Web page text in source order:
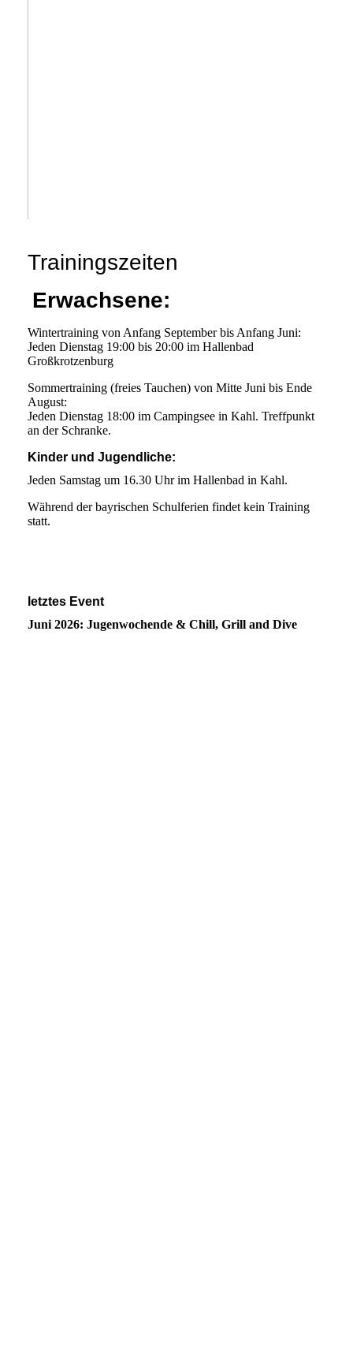
Trainingszeiten
Erwachsene:
Wintertraining von Anfang September bis Anfang Juni:
Jeden Dienstag 19:00 bis 20:00 im Hallenbad
Großkrotzenburg
Sommertraining (freies Tauchen) von Mitte Juni bis Ende
August:
Jeden Dienstag 18:00 im Campingsee in Kahl. Treffpunkt
an der Schranke.
Kinder und Jugendliche:
Jeden Samstag um 16.30 Uhr im Hallenbad in Kahl.
Während der bayrischen Schulferien findet kein Training
statt.
letztes Event
Juni 2026: Jugenwochende & Chill, Grill and Dive